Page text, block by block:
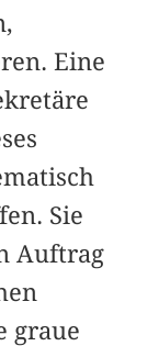
Eine
Sie
Auftrag
graue